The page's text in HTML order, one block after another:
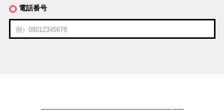
電話番号